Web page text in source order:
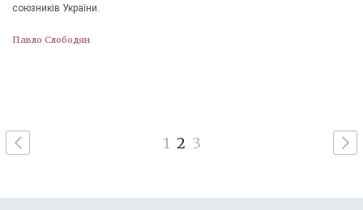
союзників України.
Павло Слободян
1 2 3